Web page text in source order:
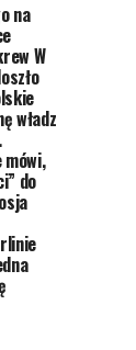
na
W
władz
do